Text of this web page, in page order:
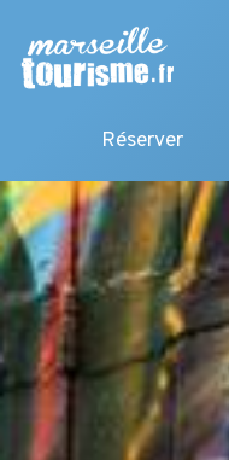
Réserver